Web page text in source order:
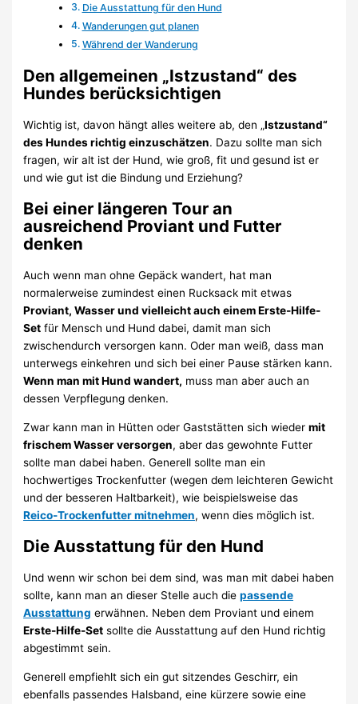
Die Ausstattung für den Hund
Wanderungen gut planen
Während der Wanderung
Den allgemeinen „Istzustand“ des
Hundes berücksichtigen
Wichtig ist, davon hängt alles weitere ab, den „Istzustand“
des Hundes richtig einzuschätzen. Dazu sollte man sich
fragen, wir alt ist der Hund, wie groß, fit und gesund ist er
und wie gut ist die Bindung und Erziehung?
Bei einer längeren Tour an
ausreichend Proviant und Futter
denken
Auch wenn man ohne Gepäck wandert, hat man
normalerweise zumindest einen Rucksack mit etwas
Proviant, Wasser und vielleicht auch einem Erste-Hilfe-
Set für Mensch und Hund dabei, damit man sich
zwischendurch versorgen kann. Oder man weiß, dass man
unterwegs einkehren und sich bei einer Pause stärken kann.
Wenn man mit Hund wandert, muss man aber auch an
dessen Verpflegung denken.
Zwar kann man in Hütten oder Gaststätten sich wiedermit
frischem Wasser versorgen, aber das gewohnte Futter
sollte man dabei haben. Generell sollte man ein
hochwertiges Trockenfutter (wegen dem leichteren Gewicht
und der besseren Haltbarkeit), wie beispielsweise das
Reico-Trockenfutter mitnehmen, wenn dies möglich ist.
Die Ausstattung für den Hund
Und wenn wir schon bei dem sind, was man mit dabei haben
sollte, kann man an dieser Stelle auch diepassende
Ausstattung erwähnen. Neben dem Proviant und einem
Erste-Hilfe-Set sollte die Ausstattung auf den Hund richtig
abgestimmt sein.
Generell empfiehlt sich ein gut sitzendes Geschirr, ein
ebenfalls passendes Halsband, eine kürzere sowie eine